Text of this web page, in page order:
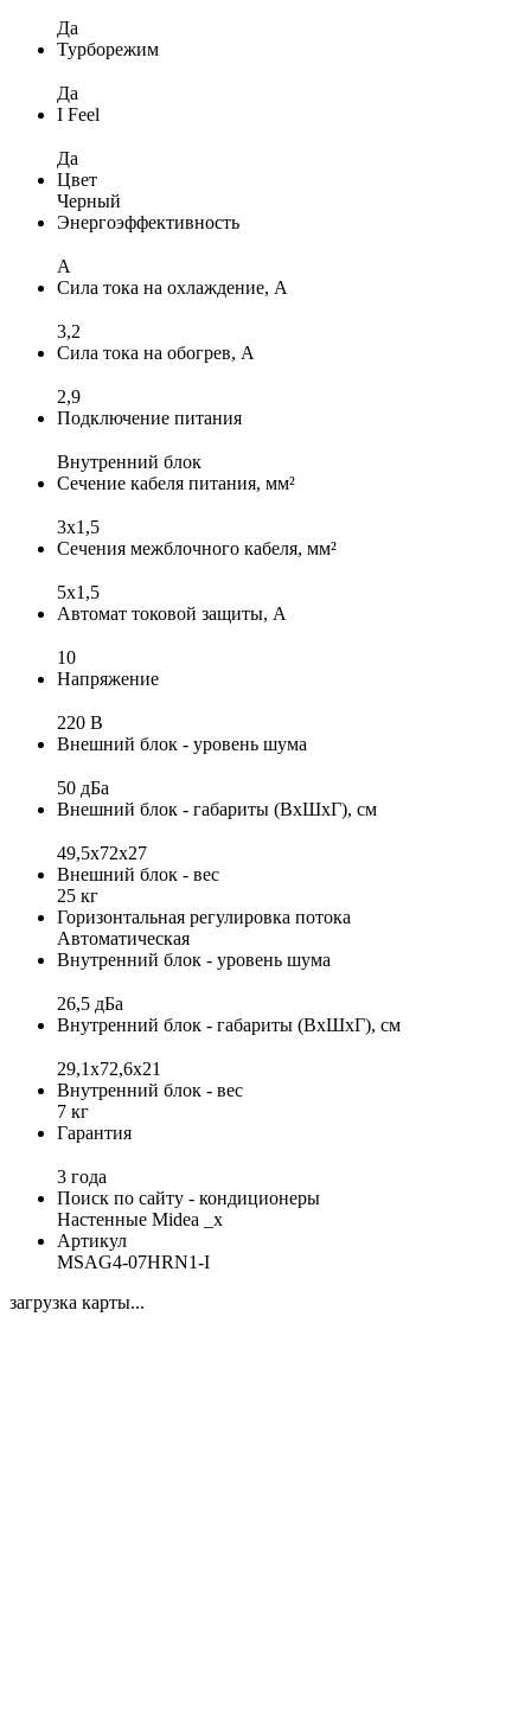
Да
Турборежим
Да
I Feel
Да
Цвет
Черный
Энергоэффективность
A
Сила тока на охлаждение, А
3,2
Сила тока на обогрев, А
2,9
Подключение питания
Внутренний блок
Сечение кабеля питания, мм²
3x1,5
Сечения межблочного кабеля, мм²
5x1,5
Автомат токовой защиты, А
10
Напряжение
220 В
Внешний блок - уровень шума
50 дБа
Внешний блок - габариты (ВхШхГ), см
49,5х72х27
Внешний блок - вес
25 кг
Горизонтальная регулировка потока
Автоматическая
Внутренний блок - уровень шума
26,5 дБа
Внутренний блок - габариты (ВхШхГ), см
29,1x72,6x21
Внутренний блок - вес
7 кг
Гарантия
3 года
Поиск по сайту - кондиционеры
Настенные Midea _x
Артикул
MSAG4-07HRN1-I
загрузка карты...